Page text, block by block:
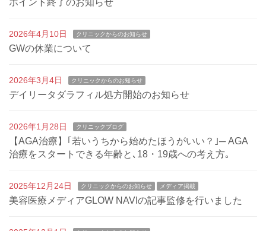
ポイント終了のお知らせ
2026年4月10日 クリニックからのお知らせ
GWの休業について
2026年3月4日 クリニックからのお知らせ
デイリータダラフィル処方開始のお知らせ
2026年1月28日 クリニックブログ
【AGA治療】｢若いうちから始めたほうがいい？｣─ AGA
治療をスタートできる年齢と､18・19歳への考え方｡
2025年12月24日 クリニックからのお知らせ メディア掲載
美容医療メディアGLOW NAVIの記事監修を行いました